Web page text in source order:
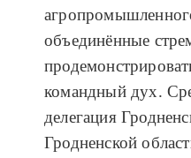
объединённые
командный дух.
делегация
Гродненской